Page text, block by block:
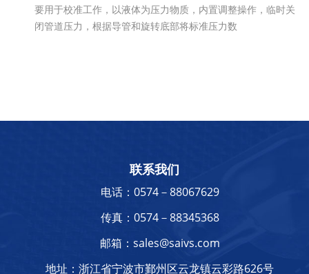
要用于校准工作，以液体为压力物质，内置调整操作，临时关
闭管道压力，根据导管和旋转底部将标准压力数
联系我们
电话：0574－88067629
传真：0574－88345368
邮箱：sales@saivs.com
地址：浙江省宁波市鄞州区云龙镇云彩路626号